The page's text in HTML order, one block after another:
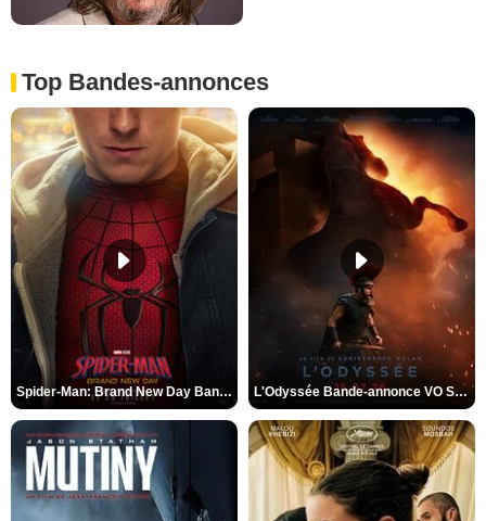
Top Bandes-annonces
Spider-Man: Brand New Day Bande-annonce VO STFR L'Odyssée Bande-annonce VO STFR